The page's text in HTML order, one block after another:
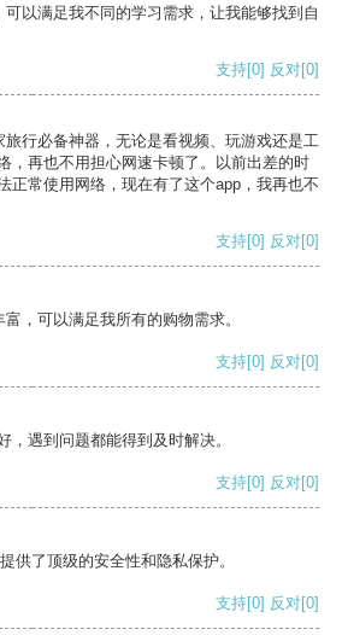
以满足我不同的学习需求，让我能够找到自
支持[0] 反对[0]
行必备神器，无论是看视频、玩游戏还是工
，再也不用担心网速卡顿了。以前出差的时
正常使用网络，现在有了这个app，我再也不
支持[0] 反对[0]
，可以满足我所有的购物需求。
支持[0] 反对[0]
，遇到问题都能得到及时解决。
支持[0] 反对[0]
供了顶级的安全性和隐私保护。
支持[0] 反对[0]